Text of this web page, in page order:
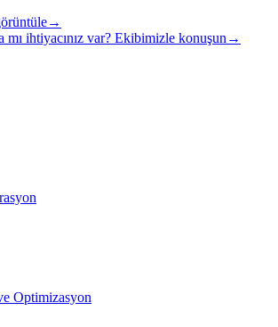
→
ihtiyacınız var? Ekibimizle konuşun →
Optimizasyon